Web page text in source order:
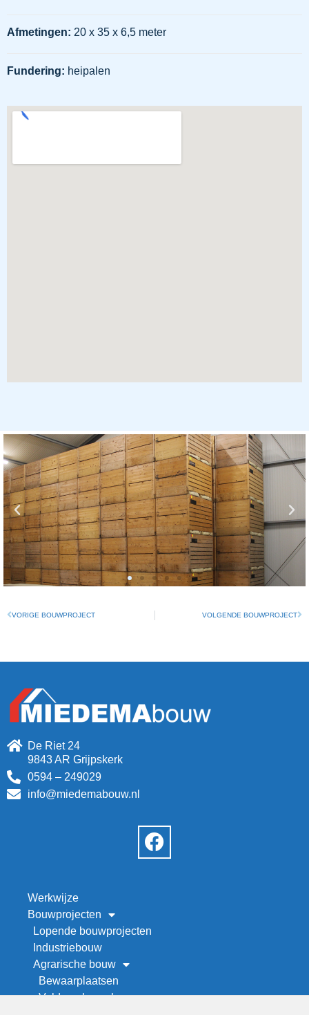
Afmetingen: 20 x 35 x 6,5 meter
Fundering: heipalen
VORIGE BOUWPROJECT VOLGENDE BOUWPROJECT
De Riet 24
9843 AR Grijpskerk
0594 – 249029
info@miedemabouw.nl
Werkwijze
Bouwprojecten
Lopende bouwprojecten
Industriebouw
Agrarische bouw
Bewaarplaatsen
Veld- en kapschuren